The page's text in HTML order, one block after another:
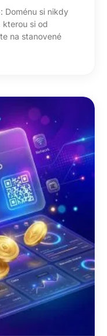
Doménu si nikdy
kterou si od
na stanovené